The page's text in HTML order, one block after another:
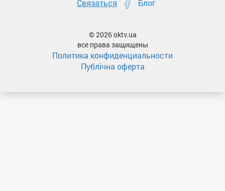
Связаться Блог
© 2026 oktv.ua
все права защищены
Политика конфиденциальности
Публічна оферта